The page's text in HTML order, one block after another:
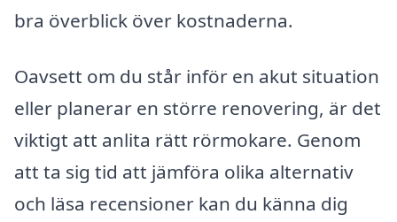
bra överblick över kostnaderna.
Oavsett om du står inför en akut situation
eller planerar en större renovering, är det
viktigt att anlita rätt rörmokare. Genom
att ta sig tid att jämföra olika alternativ
och läsa recensioner kan du känna dig